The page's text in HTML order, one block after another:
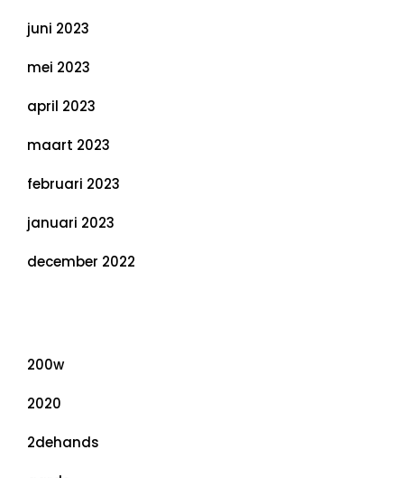
juni 2023
mei 2023
april 2023
maart 2023
februari 2023
januari 2023
december 2022
200w
2020
2dehands